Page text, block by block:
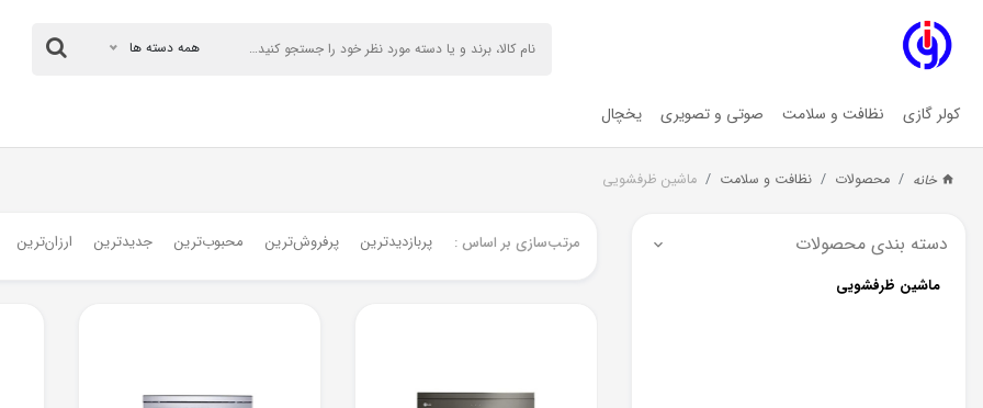
همه دسته ها
کولر گازی نظافت و سلامت صوتی و تصویری یخچال
خانه محصولات نظافت و سلامت ماشین ظرفشویی
دسته بندی محصولات
ماشین ظرفشویی
مرتب‌سازی بر اساس : پربازدیدترین پرفروش‌ترین‌ محبوب‌ترین جدیدترین ارزان‌ترین